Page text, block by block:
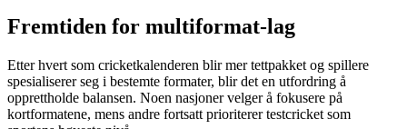
Fremtiden for multiformat-lag
Etter hvert som cricketkalenderen blir mer tettpakket og spillere
spesialiserer seg i bestemte formater, blir det en utfordring å
opprettholde balansen. Noen nasjoner velger å fokusere på
kortformatene, mens andre fortsatt prioriterer testcricket som